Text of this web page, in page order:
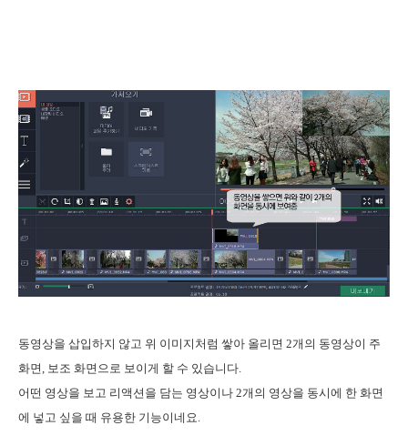
동영상을 삽입하지 않고 위 이미지처럼 쌓아 올리면 2개의 동영상이 주
화면, 보조 화면으로 보이게 할 수 있습니다.
어떤 영상을 보고 리액션을 담는 영상이나 2개의 영상을 동시에 한 화면
에 넣고 싶을 때 유용한 기능이네요.